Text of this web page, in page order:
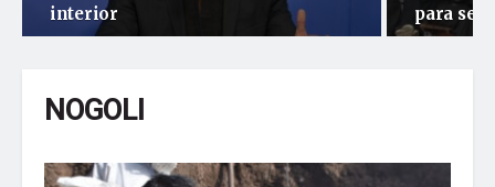
interior
para ser
NOGOLI